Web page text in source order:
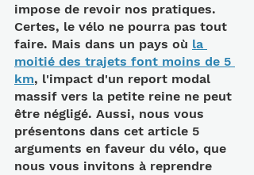
impose de revoir nos pratiques.
Certes, le vélo ne pourra pas tout
faire. Mais dans un pays où la
moitié des trajets font moins de 5
km, l'impact d'un report modal
massif vers la petite reine ne peut
être négligé. Aussi, nous vous
présentons dans cet article 5
arguments en faveur du vélo, que
nous vous invitons à reprendre